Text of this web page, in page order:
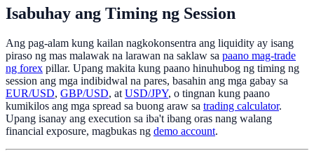
Isabuhay ang Timing ng Session
Ang pag-alam kung kailan nagkokonsentra ang liquidity ay isang
piraso ng mas malawak na larawan na saklaw sa paano mag-trade
ng forex pillar. Upang makita kung paano hinuhubog ng timing ng
session ang mga indibidwal na pares, basahin ang mga gabay sa
EUR/USD, GBP/USD, at USD/JPY, o tingnan kung paano
kumikilos ang mga spread sa buong araw sa trading calculator.
Upang isanay ang execution sa iba't ibang oras nang walang
financial exposure, magbukas ng demo account.